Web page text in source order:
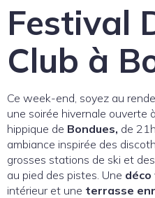
Festival
Club à
Ce week-end, soyez au
une soirée hivernale ouverte
hippique de Bondues, de
ambiance inspirée des
grosses stations de ski et
au pied des pistes. Une
intérieur et une terrasse